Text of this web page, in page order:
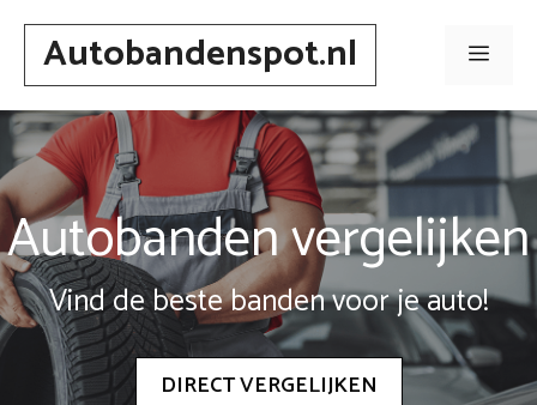
Spring
inhoudAutobandenspot.nl Menu
Autobanden vergelijken
Vind de beste banden voor je auto!
DIRECT VERGELIJKEN